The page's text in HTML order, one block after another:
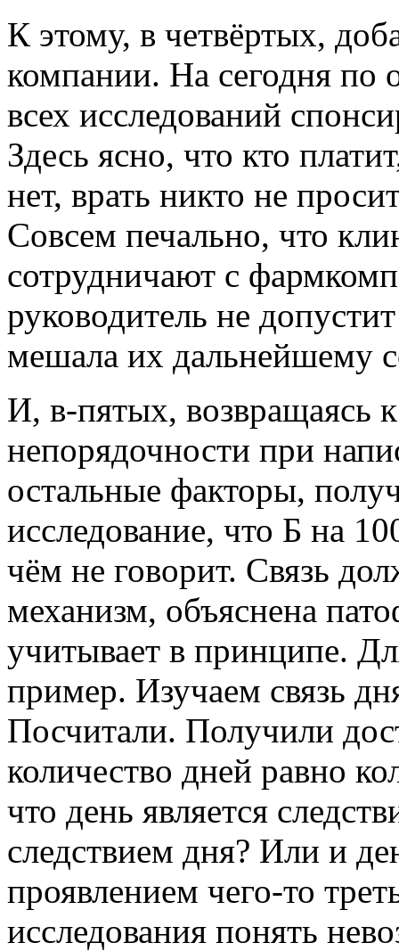
К этому, в четвёртых,
компании. На сегодня по
всех исследований
Здесь ясно, что кто
нет, врать никто не
Совсем печально, что
сотрудничают с
руководитель не
мешала их дальнейшему
И, в-пятых, возвращаясь
непорядочности при
остальные факторы,
исследование, что Б на
чём не говорит. Связь
механизм, объяснена
учитывает в принципе.
пример. Изучаем связь
Посчитали. Получили
количество дней равно
что день является
следствием дня? Или и
проявлением чего-то
исследования понять